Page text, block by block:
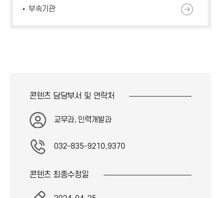
부속기관
콘텐츠 담당부서 및 연락처
교무과, 인력개발과
032-835-9210,9370
콘텐츠 최종수정일